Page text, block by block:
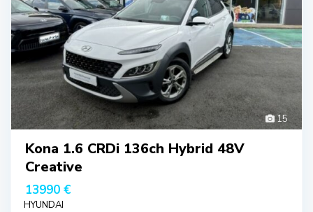
15
Kona 1.6 CRDi 136ch Hybrid 48V
Creative
13990 €
HYUNDAI